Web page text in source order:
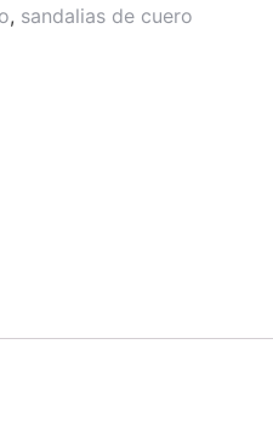
, sandalias de cuero